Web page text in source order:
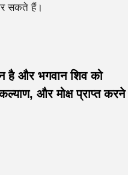
सकते हैं।
है और भगवान शिव को
और मोक्ष प्राप्त करने